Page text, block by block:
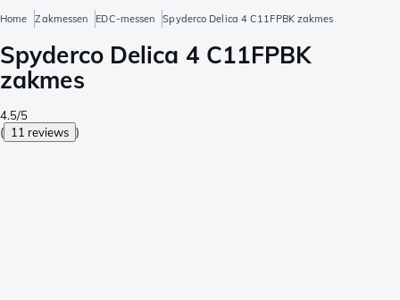
Home Zakmessen EDC-messen Spyderco Delica 4 C11FPBK zakmes
Spyderco Delica 4 C11FPBK
zakmes
4.5/5
( 11 reviews )